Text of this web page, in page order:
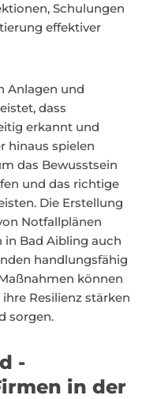
Schulungen
effektiver
Anlagen und
dass
erkannt und
hinaus spielen
das Bewusstsein
und das richtige
Die Erstellung
Notfallplänen
in Bad Aibling auch
handlungsfähig
können
Resilienz stärken
sorgen.
-
in der